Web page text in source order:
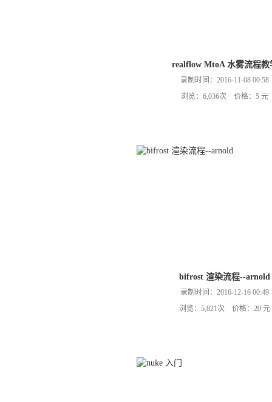
realflow MtoA 水雾流程教
录制时间：2016-11-08 00:58
浏览：6,036次 价格：5 元
bifrost 渲染流程--arnold
录制时间：2016-12-16 00:49
浏览：5,821次 价格：20 元